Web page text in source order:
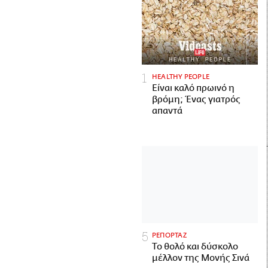
HEALTHY PEOPLE
Είναι καλό πρωινό η
βρόμη; Ένας γιατρός
απαντά
ΡΕΠΟΡΤΑΖ
Το θολό και δύσκολο
μέλλον της Μονής Σινά